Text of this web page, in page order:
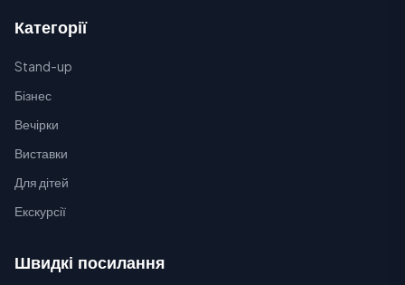
Категорії
Stand-up
Бізнес
Вечірки
Виставки
Для дітей
Екскурсії
Швидкі посилання